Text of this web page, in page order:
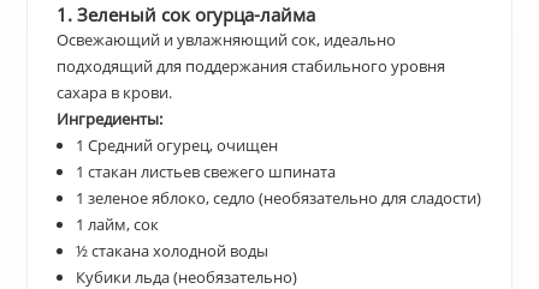
1. Зеленый сок огурца-лайма
Освежающий и увлажняющий сок, идеально
подходящий для поддержания стабильного уровня
сахара в крови.
Ингредиенты:
1 Средний огурец, очищен
1 стакан листьев свежего шпината
1 зеленое яблоко, седло (необязательно для сладости)
1 лайм, сок
½ стакана холодной воды
Кубики льда (необязательно)